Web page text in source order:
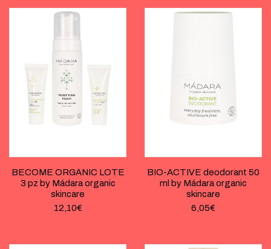
BECOME ORGANIC LOTE
3 pz by Mádara organic
skincare
12,10€
BIO-ACTIVE deodorant 50
ml by Mádara organic
skincare
6,05€